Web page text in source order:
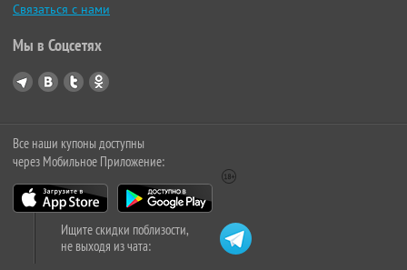
Связаться с нами
Мы в Соцсетях
Все наши купоны доступны
через Мобильное Приложение:
Ищите скидки поблизости,
не выходя из чата: